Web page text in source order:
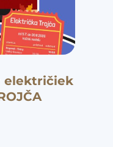
električiek